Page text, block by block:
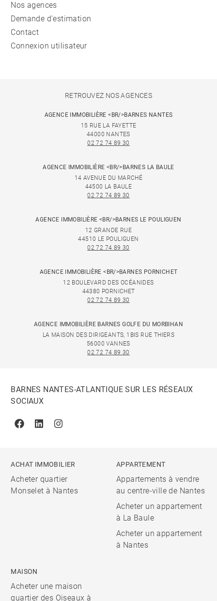
Nos agences
Demande d'estimation
Contact
Connexion utilisateur
RETROUVEZ NOS AGENCES
AGENCE IMMOBILIÈRE <BR/>BARNES NANTES
15 RUE LA FAYETTE
44000 NANTES
02 72 74 89 30
AGENCE IMMOBILIÈRE <BR/>BARNES LA BAULE
14 AVENUE DU MARCHÉ
44500 LA BAULE
02 72 74 89 30
AGENCE IMMOBILIÈRE <BR/>BARNES LE POULIGUEN
12 GRANDE RUE
44510 LE POULIGUEN
02 72 74 89 30
AGENCE IMMOBILIÈRE <BR/>BARNES PORNICHET
12 BOULEVARD DES OCÉANIDES
44380 PORNICHET
02 72 74 89 30
AGENCE IMMOBILIÈRE BARNES GOLFE DU MORBIHAN
LA MAISON DES DIRIGEANTS, 1BIS RUE THIERS
56000 VANNES
02 72 74 89 30
BARNES NANTES-ATLANTIQUE SUR LES RÉSEAUX
SOCIAUX
FacebookLinkedinInstagram
ACHAT IMMOBILIER
Acheter quartier
Monselet à Nantes
APPARTEMENT
Appartements à vendre
au centre-ville de Nantes
Acheter un appartement
à La Baule
Acheter un appartement
à Nantes
MAISON
Acheter une maison
quartier des Oiseaux à